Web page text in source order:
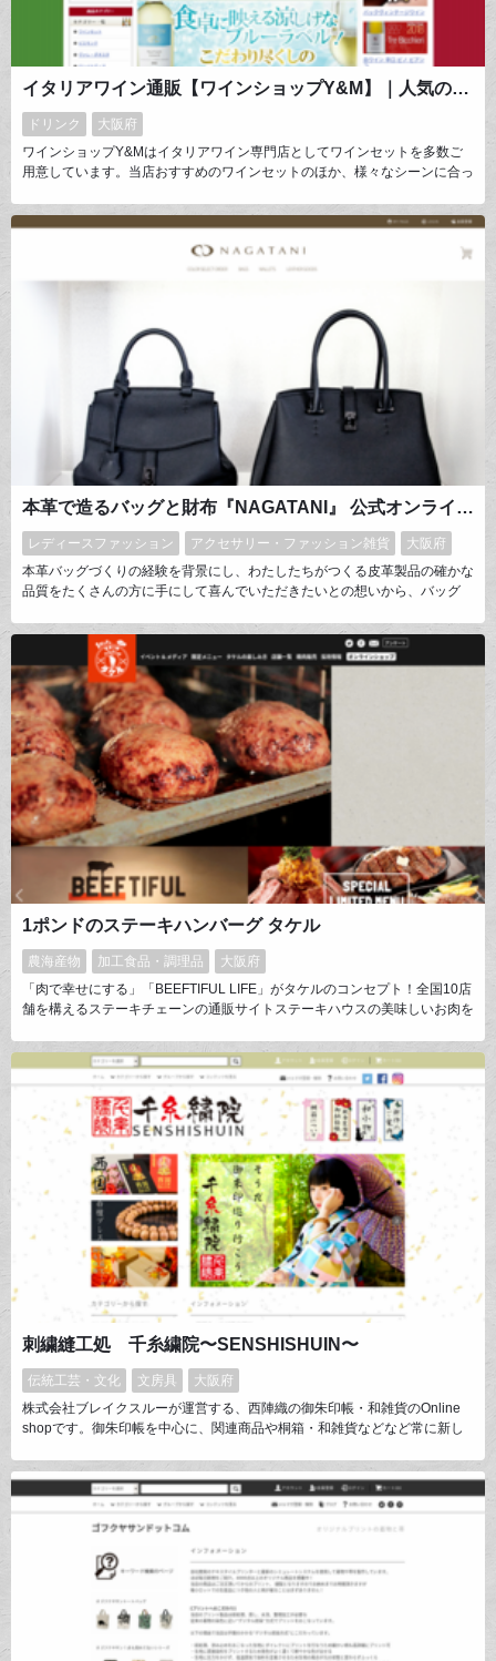
イタリアワイン通販【ワインショップY&M】｜人気のイタリアワイン通販 高級・厳選・格安セットやプレゼントも
ドリンク
大阪府
ワインショップY&Mはイタリアワイン専門店としてワインセットを多数ご
用意しています。当店おすすめのワインセットのほか、様々なシーンに合っ
からこそ人とのつながりを大切にしたいと思っております。数あるショップ
の中で当店を選んでくださったお客様一人ひとりとのご縁を大切に、そのご
縁をつないでくれたワインを真心こめてお届けいたします。
本革で造るバッグと財布『NAGATANI』 公式オンラインショップ | 日本発祥のブランド 本革バッグと財布の製造と販売
レディースファッション アクセサリー・ファッション雑貨
大阪府
本革バッグづくりの経験を背景にし、わたしたちがつくる皮革製品の確かな
品質をたくさんの方に手にして喜んでいただきたいとの想いから、バッグ
は、熟練職人による匠の技で、ひとつひとつ丁寧につくり上げていま
す。"MADE IN JAPAN(メイド・イン・ジャパン)"「NAGATANI」のクオリテ
ィを感じてください。
1ポンドのステーキハンバーグ タケル
農海産物 加工食品・調理品
大阪府
「肉で幸せにする」「BEEFTIFUL LIFE」がタケルのコンセプト！全国10店
舗を構えるステーキチェーンの通販サイトステーキハウスの美味しいお肉を
お肉をお手頃価格で！お店の味を”おうち”や”BBQ”で豪快にお楽しみくださ
い。タケルスパイスやブラックカレーなど人気商品も販売中！全国どこでも
お届けいたします！
刺繍縫工処 千糸繍院〜SENSHISHUIN〜
伝統工芸・文化 文房具
大阪府
株式会社ブレイクスルーが運営する、西陣織の御朱印帳・和雑貨のOnline
shopです。御朱印帳を中心に、関連商品や桐箱・和雑貨などなど常に新し
一点丁寧にお仕立て。お客様の御朱印収集に花を添えます。